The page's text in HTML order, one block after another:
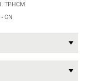
TPHCM
CN